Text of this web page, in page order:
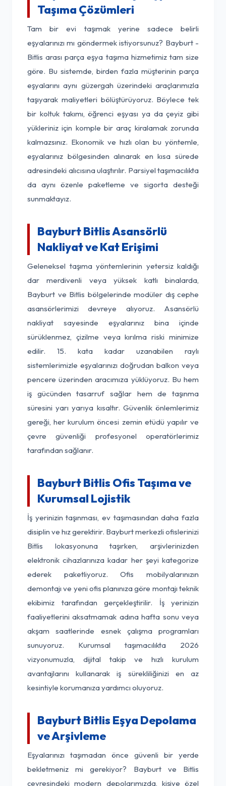
Taşıma Çözümleri
Tam bir evi taşımak yerine sadece belirli
eşyalarınızı mı göndermek istiyorsunuz? Bayburt -
Bitlis arası parça eşya taşıma hizmetimiz tam size
göre. Bu sistemde, birden fazla müşterinin parça
eşyalarını aynı güzergah üzerindeki araçlarımızla
taşıyarak maliyetleri bölüştürüyoruz. Böylece tek
bir koltuk takımı, öğrenci eşyası ya da çeyiz gibi
yükleriniz için komple bir araç kiralamak zorunda
kalmazsınız. Ekonomik ve hızlı olan bu yöntemle,
eşyalarınız bölgesinden alınarak en kısa sürede
adresindeki alıcısına ulaştırılır. Parsiyel taşımacılıkta
da aynı özenle paketleme ve sigorta desteği
sunmaktayız.
Bayburt Bitlis Asansörlü
Nakliyat ve Kat Erişimi
Geleneksel taşıma yöntemlerinin yetersiz kaldığı
dar merdivenli veya yüksek katlı binalarda,
Bayburt ve Bitlis bölgelerinde modüler dış cephe
asansörlerimizi devreye alıyoruz. Asansörlü
nakliyat sayesinde eşyalarınız bina içinde
sürüklenmez, çizilme veya kırılma riski minimize
edilir. 15. kata kadar uzanabilen raylı
sistemlerimizle eşyalarınızı doğrudan balkon veya
pencere üzerinden aracımıza yüklüyoruz. Bu hem
iş gücünden tasarruf sağlar hem de taşınma
süresini yarı yarıya kısaltır. Güvenlik önlemlerimiz
gereği, her kurulum öncesi zemin etüdü yapılır ve
çevre güvenliği profesyonel operatörlerimiz
tarafından sağlanır.
Bayburt Bitlis Ofis Taşıma ve
Kurumsal Lojistik
İş yerinizin taşınması, ev taşımasından daha fazla
disiplin ve hız gerektirir. Bayburt merkezli ofislerinizi
Bitlis lokasyonuna taşırken, arşivlerinizden
elektronik cihazlarınıza kadar her şeyi kategorize
ederek paketliyoruz. Ofis mobilyalarınızın
demontajı ve yeni ofis planınıza göre montajı teknik
ekibimiz tarafından gerçekleştirilir. İş yerinizin
faaliyetlerini aksatmamak adına hafta sonu veya
akşam saatlerinde esnek çalışma programları
sunuyoruz. Kurumsal taşımacılıkta 2026
vizyonumuzla, dijital takip ve hızlı kurulum
avantajlarını kullanarak iş sürekliliğinizi en az
kesintiyle korumanıza yardımcı oluyoruz.
Bayburt Bitlis Eşya Depolama
ve Arşivleme
Eşyalarınızı taşımadan önce güvenli bir yerde
bekletmeniz mi gerekiyor? Bayburt ve Bitlis
çevresindeki modern depolarımızda, kişiye özel